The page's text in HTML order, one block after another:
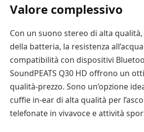
Valore complessivo
Con un suono stereo di alta
della batteria, la resistenza
compatibilità con dispositivi
SoundPEATS Q30 HD offrono un
qualità-prezzo. Sono un’opzione
cuffie in-ear di alta qualità per
telefonate in vivavoce e attività